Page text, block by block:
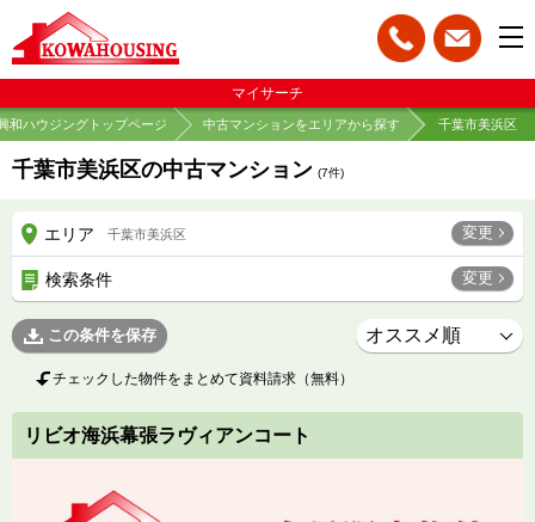
マイサーチ
和ハウジングトップページ 中古マンションをエリアから探す 千葉市美浜区
千葉市美浜区の中古マンション (7件)
エリア 千葉市美浜区 変更
検索条件 変更
この条件を保存
チェックした物件をまとめて資料請求（無料）
リビオ海浜幕張ラヴィアンコート